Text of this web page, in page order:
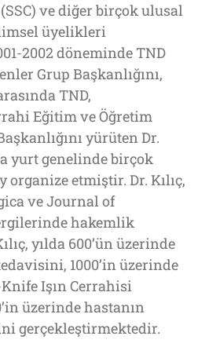
ve diğer birçok ulusal
üyelikleri
2002 döneminde TND
Grup Başkanlığını,
TND,
Eğitim ve Öğretim
yürüten Dr.
yurt genelinde birçok
organize etmiştir. Dr. Kılıç,
ve Journal of
hakemlik
yılda 600’ün üzerinde
1000’in üzerinde
Işın Cerrahisi
üzerinde hastanın
gerçekleştirmektedir.